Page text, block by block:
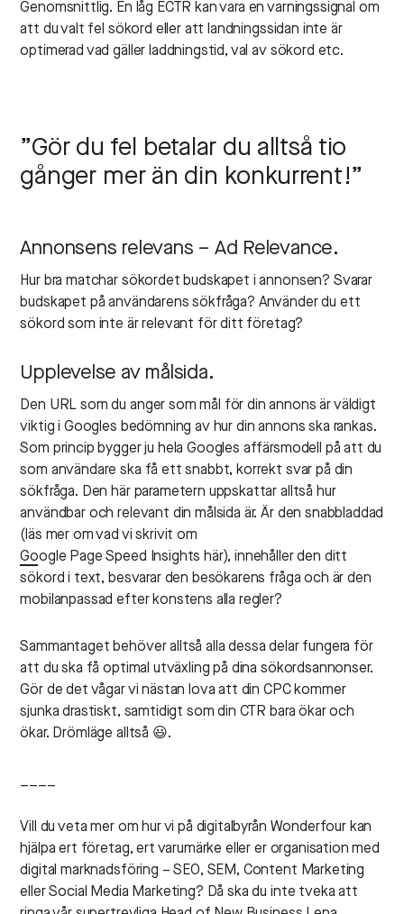
Genomsnittlig. En låg ECTR kan vara en varningssignal om
att du valt fel sökord eller att landningssidan inte är
optimerad vad gäller laddningstid, val av sökord etc.
”Gör du fel betalar du alltså tio
gånger mer än din konkurrent!”
Annonsens relevans – Ad Relevance.
Hur bra matchar sökordet budskapet i annonsen? Svarar
budskapet på användarens sökfråga? Använder du ett
sökord som inte är relevant för ditt företag?
Upplevelse av målsida.
Den URL som du anger som mål för din annons är väldigt
viktig i Googles bedömning av hur din annons ska rankas.
Som princip bygger ju hela Googles affärsmodell på att du
som användare ska få ett snabbt, korrekt svar på din
sökfråga. Den här parametern uppskattar alltså hur
användbar och relevant din målsida är. Är den snabbladdad
(läs mer om vad vi skrivit om
Google Page Speed Insights här), innehåller den ditt
sökord i text, besvarar den besökarens fråga och är den
mobilanpassad efter konstens alla regler?
Sammantaget behöver alltså alla dessa delar fungera för
att du ska få optimal utväxling på dina sökordsannonser.
Gör de det vågar vi nästan lova att din CPC kommer
sjunka drastiskt, samtidigt som din CTR bara ökar och
ökar. Drömläge alltså 😃.
Vill du veta mer om hur vi på digitalbyrån Wonderfour kan
hjälpa ert företag, ert varumärke eller er organisation med
digital marknadsföring – SEO, SEM, Content Marketing
eller Social Media Marketing? Då ska du inte tveka att